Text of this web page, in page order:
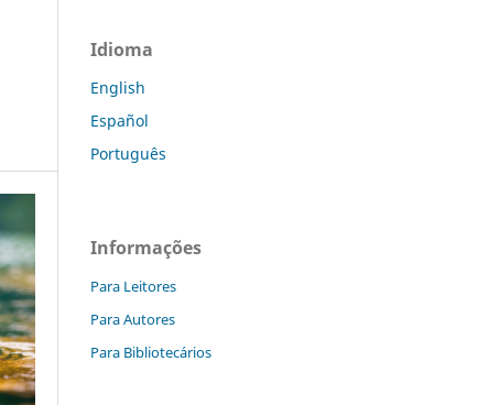
Idioma
English
Español
Português
Informações
Para Leitores
Para Autores
Para Bibliotecários